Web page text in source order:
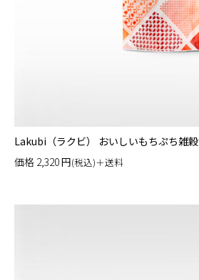
Lakubi（ラクビ） おいしいもちぷち雑穀
価格 2,320円(税込)＋送料